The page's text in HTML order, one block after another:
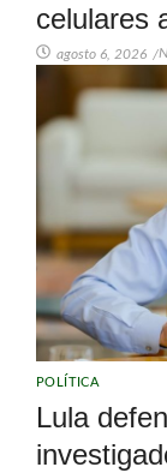
celulares
agosto 6, 2026 /
POLÍTICA
Lula